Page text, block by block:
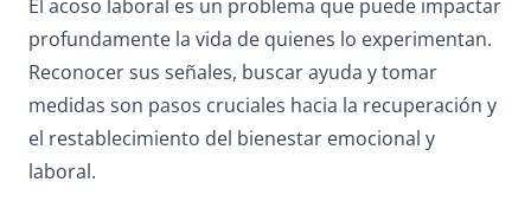
El acoso laboral es un problema que puede impactar
profundamente la vida de quienes lo experimentan.
Reconocer sus señales, buscar ayuda y tomar
medidas son pasos cruciales hacia la recuperación y
el restablecimiento del bienestar emocional y
laboral.